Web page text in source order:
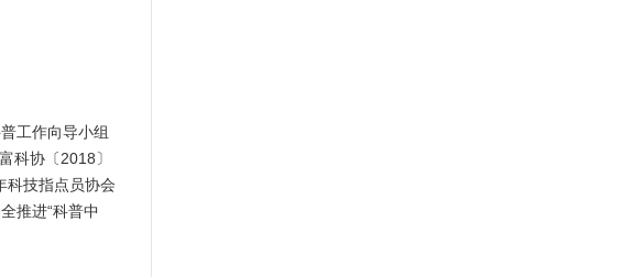
工作向导小组
科协〔2018〕
科技指点员协会
推进“科普中